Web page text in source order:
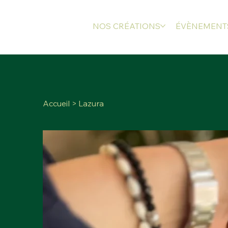
NOS CRÉATIONS
Accueil > Lazura